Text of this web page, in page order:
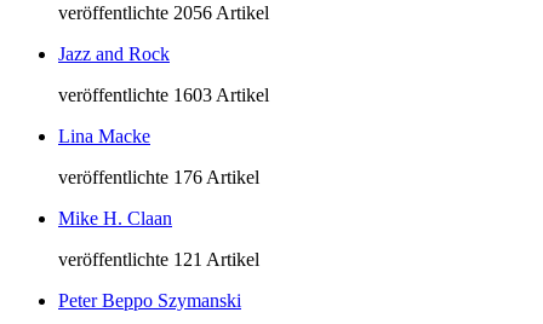
veröffentlichte 2056 Artikel
Jazz and Rock
veröffentlichte 1603 Artikel
Lina Macke
veröffentlichte 176 Artikel
Mike H. Claan
veröffentlichte 121 Artikel
Peter Beppo Szymanski